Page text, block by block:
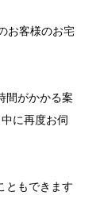
お客様のお宅
間がかかる案
に再度お伺
ともできます